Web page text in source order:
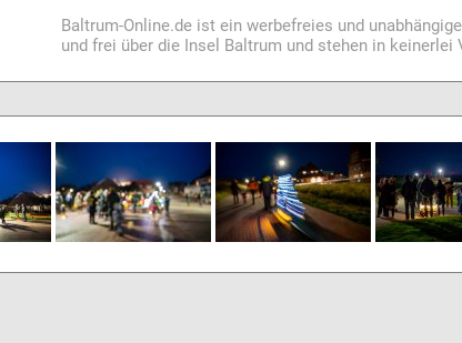
Baltrum-Online.de ist ein werbefreies und
und frei über die Insel Baltrum und stehen in keinerlei